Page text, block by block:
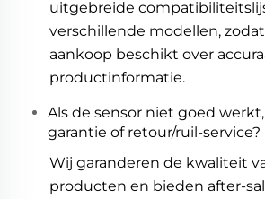
uitgebreide
verschillende modellen,
aankoop beschikt over
productinformatie.
Als de sensor niet goed
garantie of retour/ruil-service?
Wij garanderen de kwaliteit
producten en bieden after-